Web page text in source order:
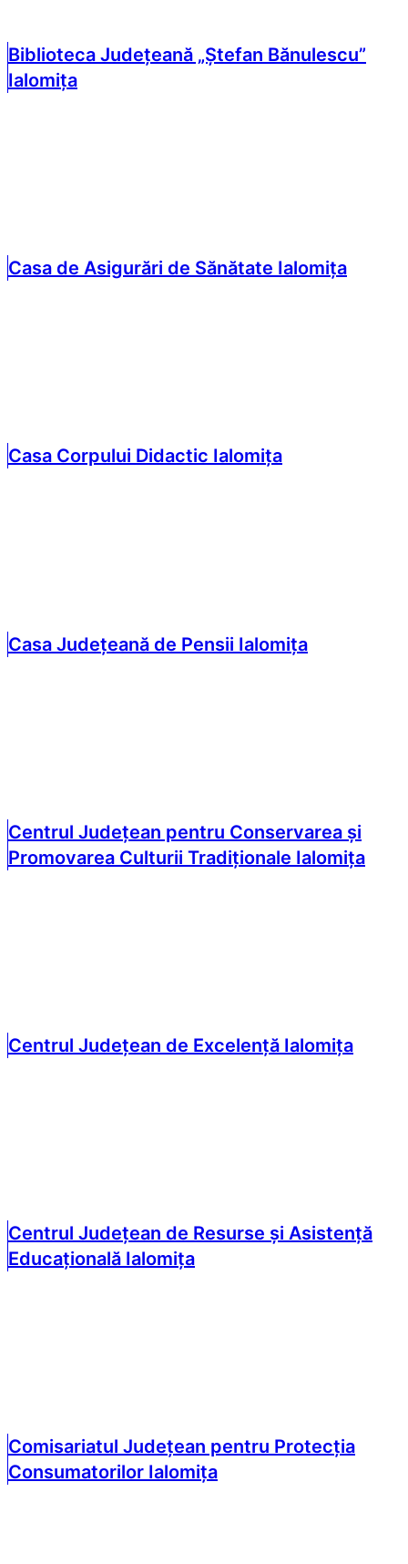
Biblioteca Județeană „Ștefan Bănulescu”
Ialomița
Casa de Asigurări de Sănătate Ialomița
Casa Corpului Didactic Ialomița
Casa Județeană de Pensii Ialomița
Centrul Județean pentru Conservarea și
Promovarea Culturii Tradiționale Ialomița
Centrul Județean de Excelență Ialomița
Centrul Județean de Resurse și Asistență
Educațională Ialomița
Comisariatul Județean pentru Protecția
Consumatorilor Ialomița